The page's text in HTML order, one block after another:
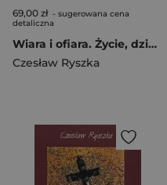
69,00 zł - sugerowana cena
detaliczna
Wiara i ofiara. Życie, dzieło i epoka św. Maksymiliana M. Kolbego wyd. 2025
Czesław Ryszka